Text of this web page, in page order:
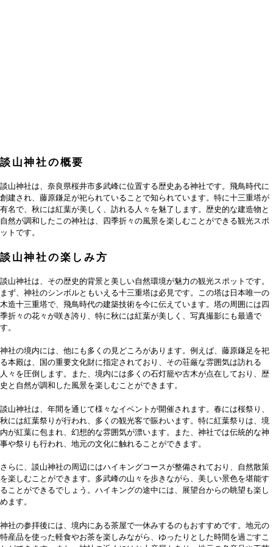
談山神社の概要
談山神社は、奈良県桜井市多武峰に位置する歴史ある神社です。飛鳥時代に
創建され、藤原鎌足が祀られていることで知られています。特に十三重塔が
有名で、秋には紅葉が美しく、訪れる人々を魅了します。歴史的な建造物と
自然が調和したこの神社は、四季折々の風景を楽しむことができる観光スポ
ットです。
談山神社の楽しみ方
談山神社は、その歴史的背景と美しい自然環境が魅力の観光スポットです。
まず、神社のシンボルともいえる十三重塔は必見です。この塔は日本唯一の
木造十三重塔で、飛鳥時代の建築技術を今に伝えています。塔の周囲には四
季折々の花々が咲き誇り、特に秋には紅葉が美しく、写真撮影にも最適で
す。
神社の境内には、他にも多くの見どころがあります。例えば、藤原鎌足を祀
る本殿は、国の重要文化財に指定されており、その荘厳な雰囲気は訪れる
人々を圧倒します。また、境内には多くの石灯籠や古木が点在しており、歴
史と自然が調和した風景を楽しむことができます。
談山神社は、年間を通じて様々なイベントが開催されます。春には桜祭り、
秋には紅葉祭りが行われ、多くの観光客で賑わいます。特に紅葉祭りは、境
内が紅葉に包まれ、幻想的な雰囲気が漂います。また、神社では伝統的な神
事や祭りも行われ、地元の文化に触れることができます。
さらに、談山神社の周辺にはハイキングコースが整備されており、自然散策
を楽しむことができます。多武峰の山々を歩きながら、美しい景色を堪能す
ることができるでしょう。ハイキングの途中には、展望台からの眺望も楽し
めます。
神社の参拝後には、境内にある茶屋で一休みするのもおすすめです。地元の
特産品を使った軽食やお茶を楽しみながら、ゆったりとした時間を過ごすこ